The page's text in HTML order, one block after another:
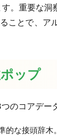
。重要な洞
とで、
ップ
のコアデー
な接頭辞木。